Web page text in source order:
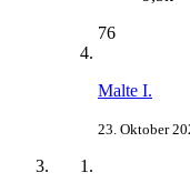
76
Malte I.
23. Oktober